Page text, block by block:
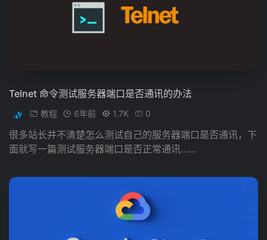
Telnet 命令测试服务器端口是否通讯的办法
教程 6年前 1.7K 0
很多站长并不清楚怎么测试自己的服务器端口是否通讯，下
面就写一篇测试服务器端口是否正常通讯……